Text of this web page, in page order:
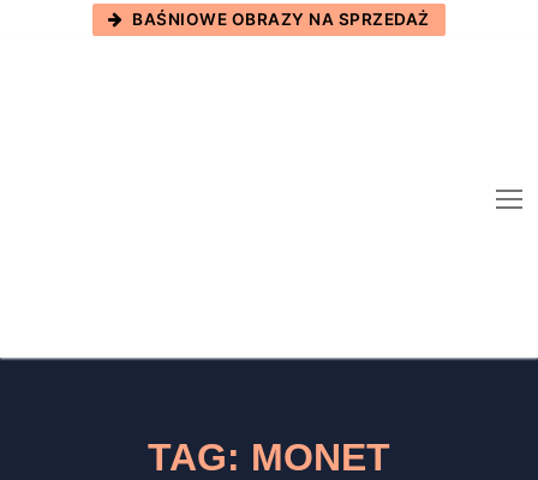
BAŚNIOWE OBRAZY NA SPRZEDAŻ
TAG: MONET